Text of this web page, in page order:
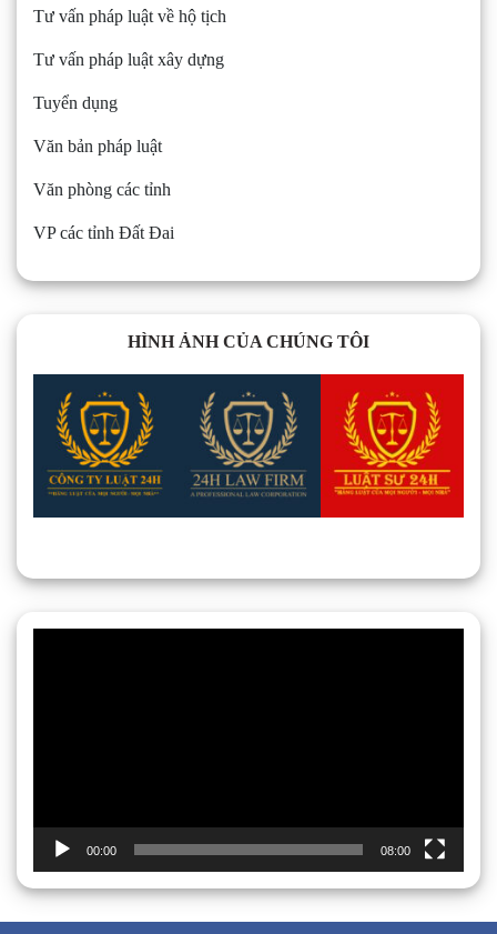
Tư vấn pháp luật về hộ tịch
Tư vấn pháp luật xây dựng
Tuyển dụng
Văn bản pháp luật
Văn phòng các tỉnh
VP các tỉnh Đất Đai
HÌNH ẢNH CỦA CHÚNG TÔI
00:00 08:00